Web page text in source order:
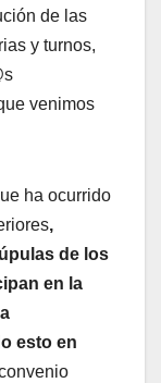
de las
y turnos,
venimos
ha ocurrido
,
de los
en la
esto en